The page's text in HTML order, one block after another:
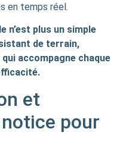
en temps réel.
n’est plus un simple
de terrain,
accompagne chaque
et
pour